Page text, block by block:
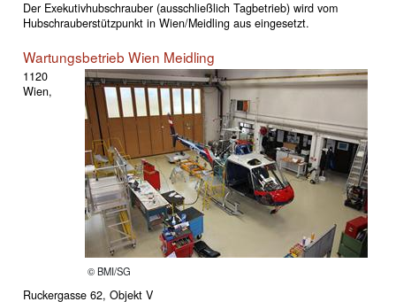
Der Exekutivhubschrauber (ausschließlich Tagbetrieb) wird vom
Hubschrauberstützpunkt in Wien/Meidling aus eingesetzt.
Wartungsbetrieb Wien Meidling
© BMI/SG
1120
Wien,
Ruckergasse 62, Objekt V